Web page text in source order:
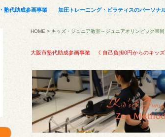
・塾代助成参画事業 加圧トレーニング・ピラティスのパーソ
HOME > キッズ・ジュニア教室～ジュニアオリンピック帯
大阪市塾代助成参画事業 《 自己負担0円からのキッズ